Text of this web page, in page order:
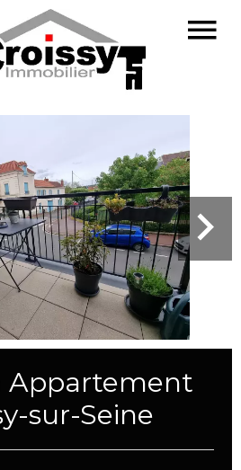
Appartement
sur-Seine